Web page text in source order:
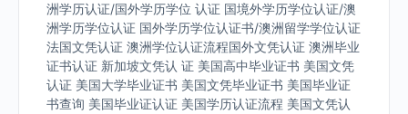
洲学历认证/国外学历学位 认证 国境外学历学位认证/澳
洲学历学位认证 国外学历学位认证书/澳洲留学学位认证
法国文凭认证 澳洲学位认证流程国外文凭认证 澳洲毕业
证书认证 新加坡文凭认 证 美国高中毕业证书 美国文凭
认证 美国大学毕业证书 美国文凭毕业证书 美国毕业证
书查询 美国毕业证认证 美国学历认证流程 美国文凭认